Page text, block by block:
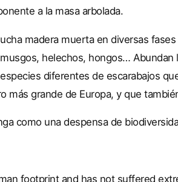
a la masa arbolada.
madera muerta en diversas
helechos, hongos…
diferentes de escarabajos
más grande de Europa, y que
como una despensa de
footprint and has not suffered